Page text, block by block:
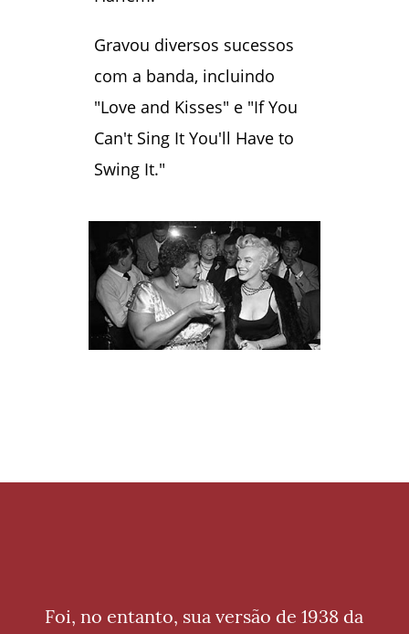
Gravou diversos sucessos
com a banda, incluindo
"Love and Kisses" e "If You
Can't Sing It You'll Have to
Swing It."
Foi, no entanto, sua versão de 1938 da